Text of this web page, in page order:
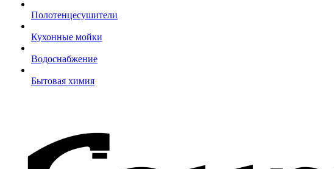
Полотенцесушители
Кухонные мойки
Водоснабжение
Бытовая химия